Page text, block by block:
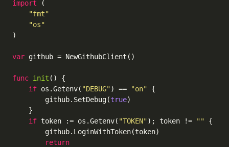
import (
"fmt"
"os"
)
var github = NewGithubClient()
func init ()
{
if os.Getenv( "DEBUG") == "on" {
		github.SetDebug(
true)
if token := os.Getenv( "TOKEN"); token != "" {
return